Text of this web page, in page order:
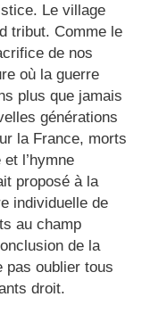
Le village
tribut. Comme le
de nos
où la guerre
plus que jamais
générations
la France, morts
l’hymne
proposé à la
individuelle de
au champ
de la
pas oublier tous
droit.